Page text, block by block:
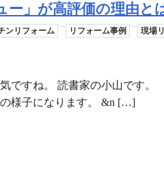
」が高評価の理由と
ンリフォーム リフォーム事例
現場
天気ですね。 読書家の小山
様子になります。 &n […]